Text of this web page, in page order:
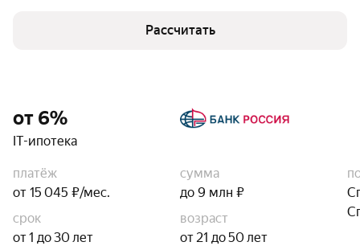
Рассчитать
от 6%
IT-ипотека
платёж
от 15 045 ₽/мес.
сумма
до 9 млн ₽
срок
от 1 до 30 лет
возраст
от 21 до 50 лет